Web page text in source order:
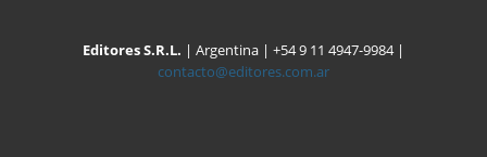
Editores S.R.L. | Argentina | +54 9 11 4947-9984 |
contacto@editores.com.ar